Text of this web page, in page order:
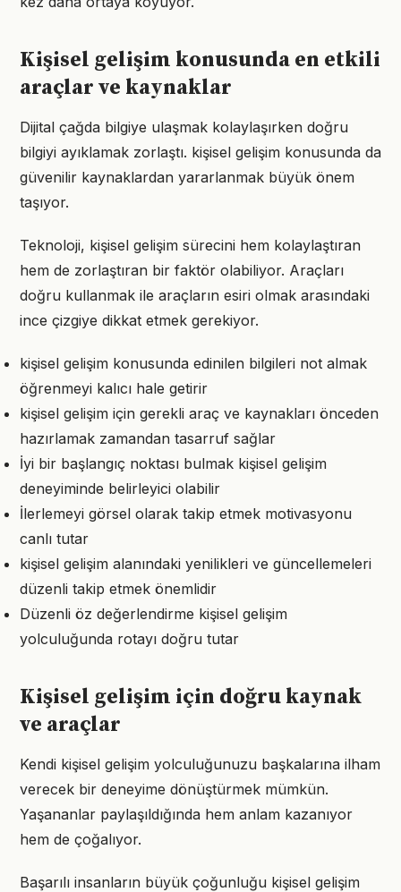
Kişisel gelişim konusunda en etkili
araçlar ve kaynaklar
Dijital çağda bilgiye ulaşmak kolaylaşırken doğru
bilgiyi ayıklamak zorlaştı. kişisel gelişim konusunda da
güvenilir kaynaklardan yararlanmak büyük önem
taşıyor.
Teknoloji, kişisel gelişim sürecini hem kolaylaştıran
hem de zorlaştıran bir faktör olabiliyor. Araçları
doğru kullanmak ile araçların esiri olmak arasındaki
ince çizgiye dikkat etmek gerekiyor.
kişisel gelişim konusunda edinilen bilgileri not almak
öğrenmeyi kalıcı hale getirir
kişisel gelişim için gerekli araç ve kaynakları önceden
hazırlamak zamandan tasarruf sağlar
İyi bir başlangıç noktası bulmak kişisel gelişim
deneyiminde belirleyici olabilir
İlerlemeyi görsel olarak takip etmek motivasyonu
canlı tutar
kişisel gelişim alanındaki yenilikleri ve güncellemeleri
düzenli takip etmek önemlidir
Düzenli öz değerlendirme kişisel gelişim
yolculuğunda rotayı doğru tutar
Kişisel gelişim için doğru kaynak
ve araçlar
Kendi kişisel gelişim yolculuğunuzu başkalarına ilham
verecek bir deneyime dönüştürmek mümkün.
Yaşananlar paylaşıldığında hem anlam kazanıyor
hem de çoğalıyor.
Başarılı insanların büyük çoğunluğu kişisel gelişim